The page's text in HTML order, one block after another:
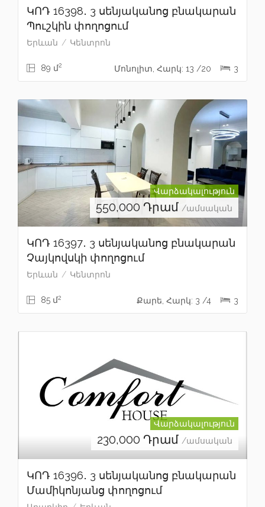
ԿՈԴ 16398․ 3 սենյականոց բնակարան
Պուշկին փողոցում
Երևան Կենտրոն
89 մ2 Մոնոլիտ, Հարկ: 13 /20 3
Վարձակալություն
550,000 Դրամ /ամսական
ԿՈԴ 16397․ 3 սենյականոց բնակարան
Չայկովսկի փողոցում
Երևան Կենտրոն
85 մ2 Քարե, Հարկ: 3 /4 3
Վարձակալություն
230,000 Դրամ /ամսական
ԿՈԴ 16396․ 3 սենյականոց բնակարան
Մամիկոնյանց փողոցում